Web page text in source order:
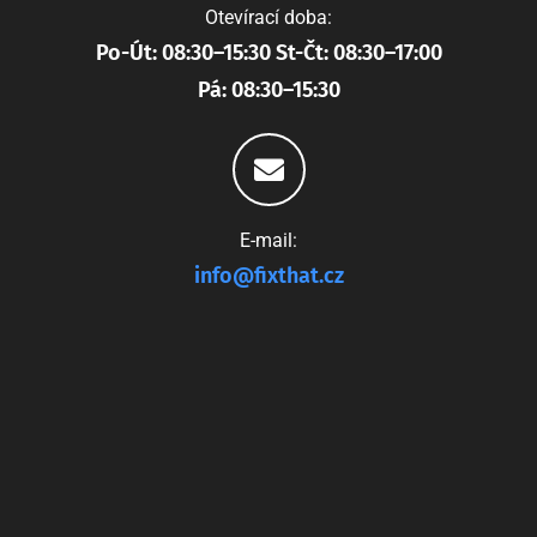
Otevírací doba:
Po-Út: 08:30–15:30 St-Čt: 08:30–17:00
Pá: 08:30–15:30
E-mail:
info@fixthat.cz